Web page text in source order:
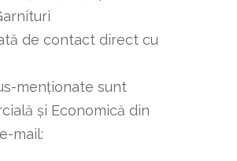
de contact direct cu
menționate sunt
și Economică din
mail: